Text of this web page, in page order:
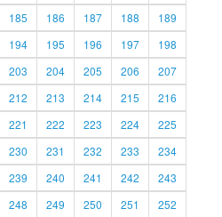
185 186 187 188
189
194 195 196 197
198
203 204 205 206
207
212 213 214 215
216
221 222 223 224
225
230 231 232 233
234
239 240 241 242
243
248 249 250 251 252